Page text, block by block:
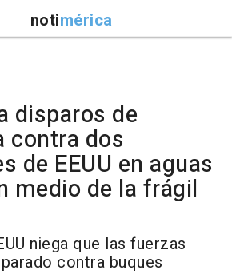
notimérica
disparos de
contra dos
de EEUU en aguas
medio de la frágil
niega que las fuerzas
contra buques